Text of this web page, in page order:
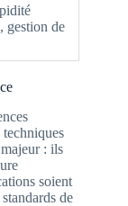
gestion de
: ils
soient
de